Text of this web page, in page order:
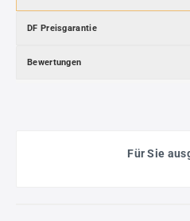
DF Preisgarantie
Bewertungen
Für Sie